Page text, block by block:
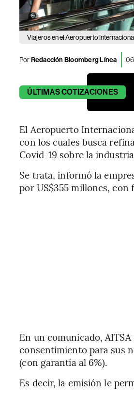
Viajeros en el Aeropuerto
PorRedacción Bloomberg Línea 06
ÚLTIMASCOTIZACIONES
El Aeropuerto
con los cuales busca
Covid-19 sobre la
Se trata, informó la
por US$355 millones, con
En un comunicado,
consentimiento para sus
(con garantía al 6%).
Es decir, la emisión le